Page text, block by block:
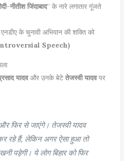
नीतीश जिंदाबाद” के नारे लगातार गूंजते
के चुनावी अभियान की शक्ति को
Speech)
यादवऔर उनके बेटे तेजस्वी यादवपर
फिर से जाएंगे। तेजस्वी यादव
रहे हैं, लेकिन अगर ऐसा हुआ तो
पड़ेगी। ये लोग बिहार को फिर